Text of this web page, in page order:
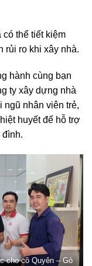
có thể tiết kiệm
rủi ro khi xây nhà.
hành cùng bạn
ty xây dựng nhà
ngũ nhân viên trẻ,
huyết để hỗ trợ
cho cô Quyên – Gò